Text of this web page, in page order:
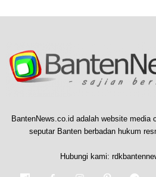
BantenNews.co.id adalah website media
seputar Banten berbadan hukum
Hubungi kami: